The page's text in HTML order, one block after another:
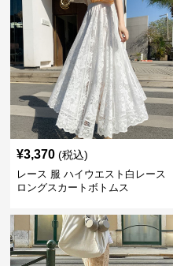
¥3,370 (税込)
レース 服 ハイウエスト白レース
ロングスカートボトムス